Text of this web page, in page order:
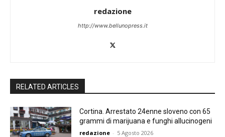
redazione
http://www.bellunopress.it
RELATED ARTICLES
Cortina. Arrestato 24enne sloveno con 65
grammi di marijuana e funghi allucinogeni
redazione - 5 Agosto 2026